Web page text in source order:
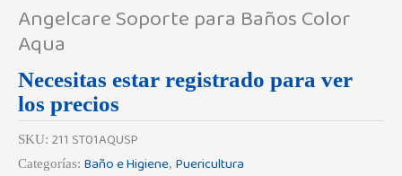
Angelcare Soporte para Baños Color
Aqua
Necesitas estar registrado para ver
los precios
SKU: 211 ST01AQUSP
Categorías: Baño e Higiene, Puericultura